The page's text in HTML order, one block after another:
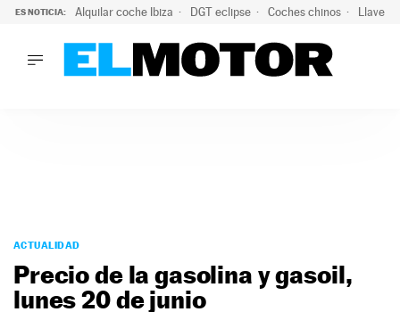
ES NOTICIA: Alquilar coche Ibiza DGT eclipse Coches chinos Llaves
PODCAST
MOTOS
TECNOLOGÍA
ACTUALIDAD
Precio de la gasolina y gasoil,
lunes 20 de junio